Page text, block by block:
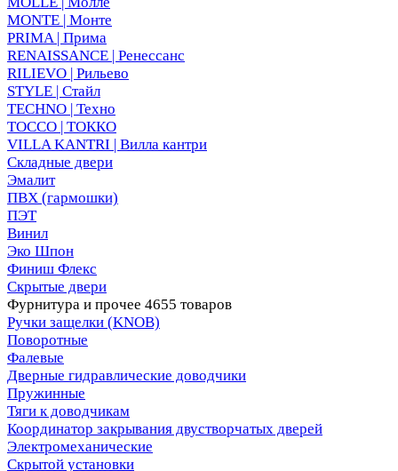
MONTE | Монте
PRIMA | Прима
RENAISSANCE | Ренессанс
RILIEVO | Рильево
STYLE | Стайл
TECHNO | Техно
TOCCO | ТОККО
VILLA KANTRI | Вилла кантри
Складные двери
Эмалит
ПВХ (гармошки)
ПЭТ
Винил
Эко Шпон
Финиш Флекс
Скрытые двери
Фурнитура и прочее 4655 товаров
Ручки защелки (KNOB)
Поворотные
Фалевые
Дверные гидравлические доводчики
Пружинные
Тяги к доводчикам
Координатор закрывания двустворчатых дверей
Электромеханические
Скрытой установки